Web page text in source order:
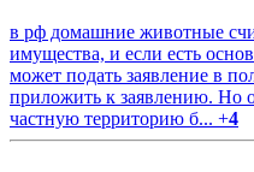
в рф домашние животные
имущества, и если есть
может подать заявление в
приложить к заявлению. Но
частную территорию б... +4